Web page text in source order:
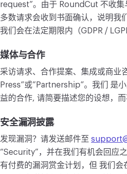
request”。由于 RoundCut 不收集
多数请求会收到书面确认，说明我
我们会在法定期限内（GDPR /
媒体与合作
采访请求、合作提案、集成或商业
Press”或”Partnership”。我们 是
益的合作, 请简要描述您的设想，
安全漏洞披露
发现漏洞？请发送邮件至
“Security”，并在我们有机会回应
有付费的漏洞赏金计划，但 我们